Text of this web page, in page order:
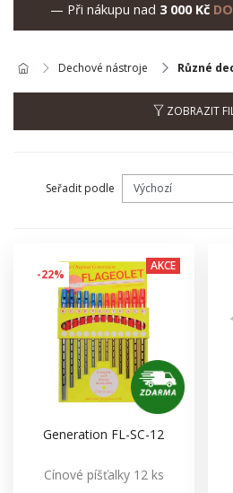
— Při nákupu nad 3 000 Kč
Dechové nástroje Různé
ZOBRAZIT
Seřadit podle
-22%
AKCE
Generation FL-SC-12
Cínové píšťalky 12 ks